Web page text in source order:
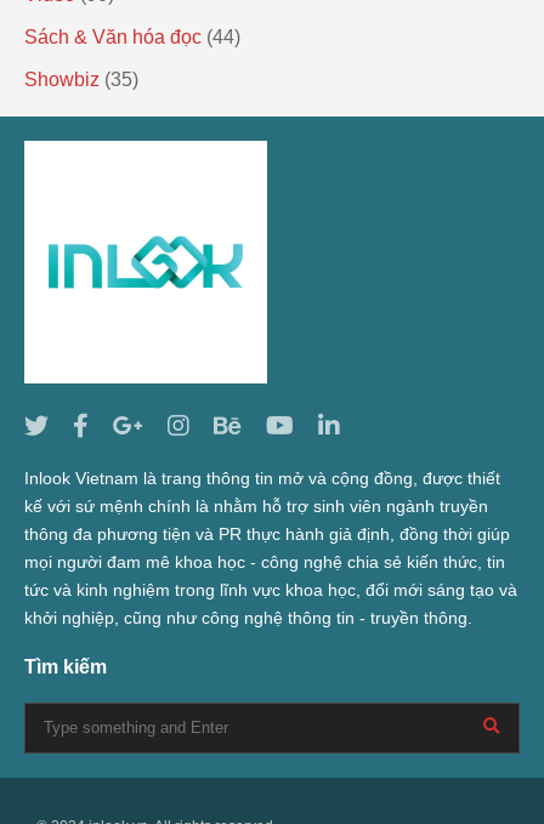
Sách & Văn hóa đọc (44)
Showbiz (35)
Inlook Vietnam là trang thông tin mở và cộng đồng, được thiết
kế với sứ mệnh chính là nhằm hỗ trợ sinh viên ngành truyền
thông đa phương tiện và PR thực hành giả định, đồng thời giúp
mọi người đam mê khoa học - công nghệ chia sẻ kiến thức, tin
tức và kinh nghiệm trong lĩnh vực khoa học, đổi mới sáng tạo và
khởi nghiệp, cũng như công nghệ thông tin - truyền thông.
Tìm kiếm